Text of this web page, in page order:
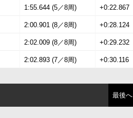
1:55.644 (5／8周) +0:22.867
2:00.901 (8／8周) +0:28.124
2:02.009 (8／8周) +0:29.232
2:02.893 (7／8周) +0:30.116
最後へ